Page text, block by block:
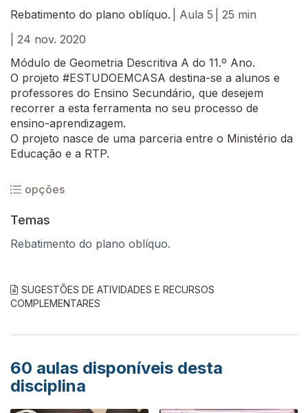
Rebatimento do plano oblíquo. | Aula 5
| 25 min
| 24 nov. 2020
Módulo de Geometria Descritiva A do 11.º Ano.
O projeto #ESTUDOEMCASA destina-se a alunos e
professores do Ensino Secundário, que desejem
recorrer a esta ferramenta no seu processo de
ensino-aprendizagem.
O projeto nasce de uma parceria entre o Ministério da
Educação e a RTP.
opções
Temas
Rebatimento do plano oblíquo.
SUGESTÕES DE ATIVIDADES E RECURSOS
COMPLEMENTARES
60 aulas disponíveis desta
disciplina